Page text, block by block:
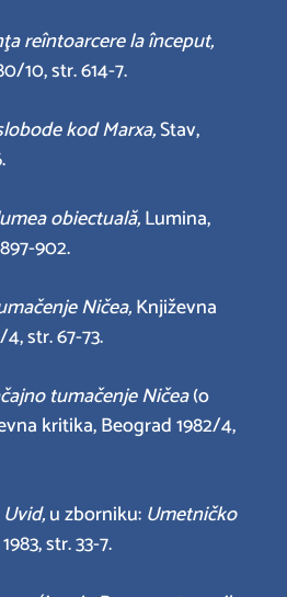
reîntoarcere la început,
10, str. 614-7.
kod Marxa,Stav,
obiectuală,Lumina,
902.
Ničea,Književna
str. 67-73.
tumačenje Ničea(o
kritika, Beograd 1982/4,
u zborniku: Umetničko
str. 33-7.